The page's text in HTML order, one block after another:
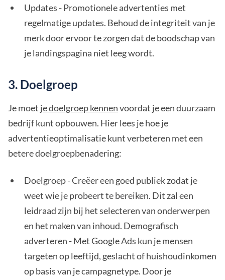
Updates - Promotionele advertenties met
regelmatige updates. Behoud de integriteit van je
merk door ervoor te zorgen dat de boodschap van
je landingspagina niet leeg wordt.
3. Doelgroep
Je moet je doelgroep kennenvoordat je een duurzaam
bedrijf kunt opbouwen. Hier lees je hoe je
advertentieoptimalisatie kunt verbeteren met een
betere doelgroepbenadering:
Doelgroep - Creëer een goed publiek zodat je
weet wie je probeert te bereiken. Dit zal een
leidraad zijn bij het selecteren van onderwerpen
en het maken van inhoud. Demografisch
adverteren - Met Google Ads kun je mensen
targeten op leeftijd, geslacht of huishoudinkomen
op basis van je campagnetype. Door je